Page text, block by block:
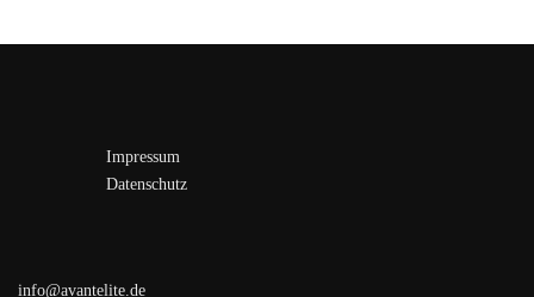
Impressum
Datenschutz
info@avantelite.de